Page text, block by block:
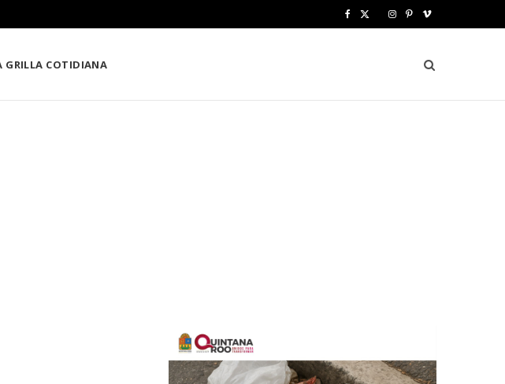
e w
I
t
P
t
V
m
e
GRILLA COTIDIANA